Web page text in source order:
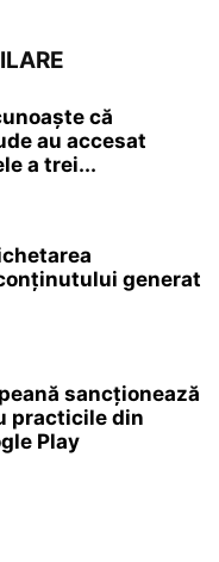
că
au accesat
a trei...
generat
sancționează
practicile din
Play